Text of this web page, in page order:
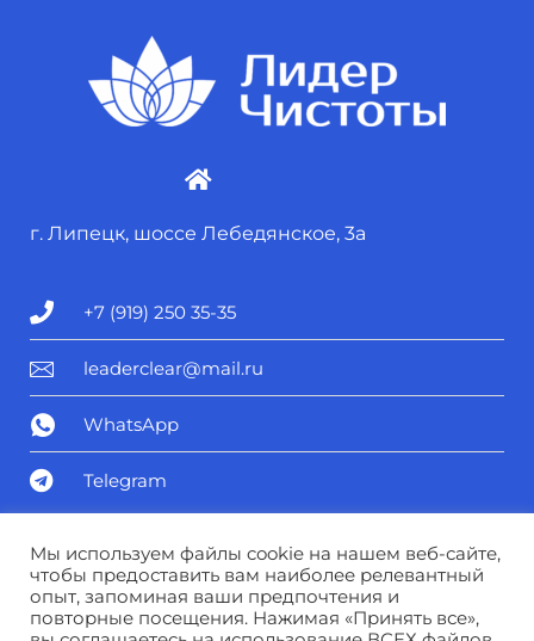
г. Липецк, шоссе Лебедянское, 3а
+7 (919) 250 35-35
leaderclear@mail.ru
WhatsApp
Telegram
Политика конфиденциальности
Соглашение о персональных данных
Мы используем файлы cookie на нашем веб-сайте,
чтобы предоставить вам наиболее релевантный
опыт, запоминая ваши предпочтения и
повторные посещения. Нажимая «Принять все»,